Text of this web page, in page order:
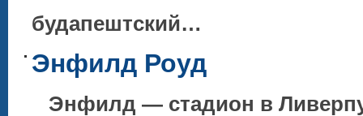
будапештский…
Энфилд Роуд
Энфилд — стадион в